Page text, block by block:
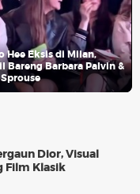
Hee Eksis di Milan,
Bareng Barbara Palvin &
Dior, Visual
Film Klasik